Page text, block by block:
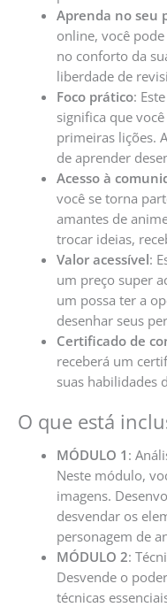
Aprenda no seu
online, você
no conforto da
liberdade de
Foco prático:
significa que
primeiras lições.
de aprender
Acesso à
você se torna
amantes de
trocar ideias,
Valor acessível:
um preço super
um possa ter a
desenhar seus
Certificado de
receberá um
suas habilidades
O que está
MÓDULO 1 :
Neste módulo,
imagens.
desvendar os
personagem de
MÓDULO 2:
Desvende o
técnicas